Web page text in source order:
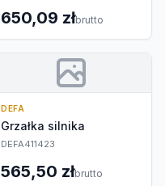
650,09 złbrutto
DEFA
Grzałka silnika
DEFA411423
565,50 złbrutto